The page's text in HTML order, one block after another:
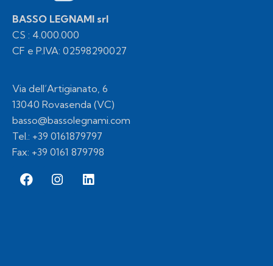
BASSO LEGNAMI srl
CS : 4.000.000
CF e P.IVA: 02598290027
Via dell’Artigianato, 6
13040 Rovasenda (VC)
basso@bassolegnami.com
Tel.: +39 0161879797
Fax: +39 0161 879798